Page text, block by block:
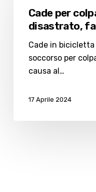
dell’asfalto
disastrato,
causa
Cade per
disastrato, fa
Cade in
soccorso per
causa al…
17 Aprile 2024